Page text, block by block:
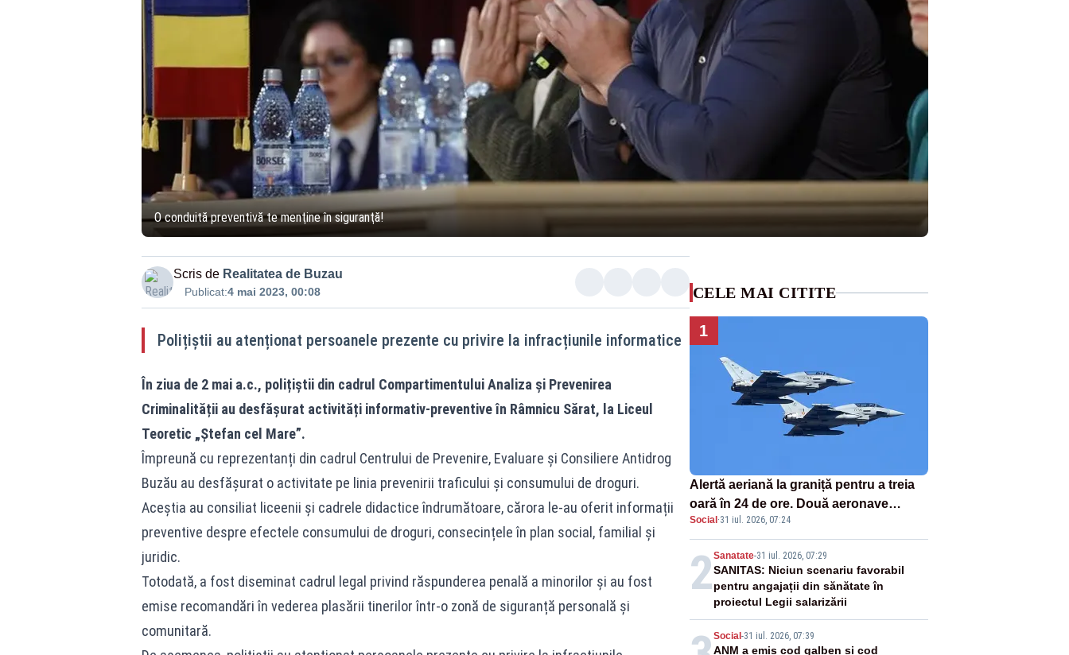
O conduită preventivă te menţine în siguranţă!
Scris de Realitatea de Buzau
Publicat:4 mai 2023, 00:08
Polițiștii au atenționat persoanele prezente cu privire la infracțiunile informatice
În ziua de 2 mai a.c., polițiștii din cadrul Compartimentului Analiza și Prevenirea
Criminalității au desfășurat activități informativ-preventive în Râmnicu Sărat, la Liceul
Teoretic „Ștefan cel Mare”.
Împreună cu reprezentanți din cadrul Centrului de Prevenire, Evaluare și Consiliere Antidrog
Buzău au desfășurat o activitate pe linia prevenirii traficului și consumului de droguri.
Aceștia au consiliat liceenii și cadrele didactice îndrumătoare, cărora le-au oferit informații
preventive despre efectele consumului de droguri, consecințele în plan social, familial și
juridic.
Totodată, a fost diseminat cadrul legal privind răspunderea penală a minorilor și au fost
emise recomandări în vederea plasării tinerilor într-o zonă de siguranță personală și
comunitară.
CELE MAI CITITE
1
Alertă aeriană la graniță pentru a treia
oară în 24 de ore. Două aeronave
Eurofighter britanice au fost ridicate de
la sol
Social ·31 iul. 2026, 07:24
2Sanatate-31 iul. 2026, 07:29
SANITAS: Niciun scenariu favorabil
pentru angajații din sănătate în
proiectul Legii salarizării
Social -31 iul. 2026, 07:39
ANM a emis cod galben și cod